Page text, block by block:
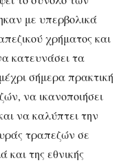
με υπερβολικά
χρήματος και
κατευνάσει τα
σήμερα πρακτική
να ικανοποιήσει
να καλύπτει την
τραπεζών σε
της εθνικής